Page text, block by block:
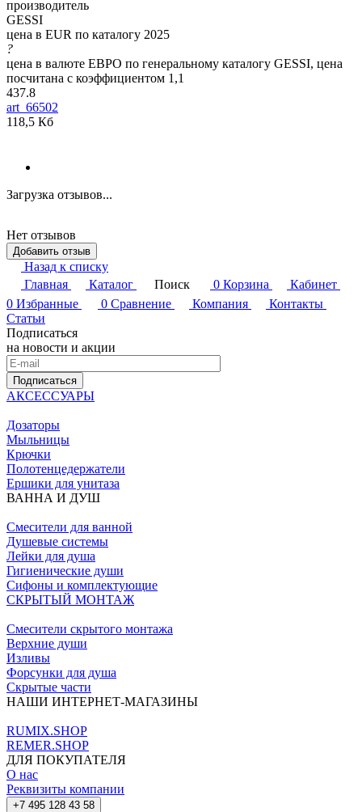
производитель
GESSI
цена в EUR по каталогу 2025
?
цена в валюте ЕВРО по генеральному каталогу GESSI, цена
посчитана с коэффициентом 1,1
437.8
art_66502
118,5 Кб
Загрузка отзывов...
Нет отзывов
Добавить отзыв
Назад к списку
Главная
Каталог Поиск 0 Корзина
Кабинет
0 Избранные 0 Сравнение Компания
Контакты
Статьи
Подписаться
на новости и акции
Подписаться
АКСЕССУАРЫ
Дозаторы
Мыльницы
Крючки
Полотенцедержатели
Ершики для унитаза
ВАННА И ДУШ
Смесители для ванной
Душевые системы
Лейки для душа
Гигиенические души
Сифоны и комплектующие
СКРЫТЫЙ МОНТАЖ
Смесители скрытого монтажа
Верхние души
Изливы
Форсунки для душа
Скрытые части
НАШИ ИНТЕРНЕТ-МАГАЗИНЫ
RUMIX.SHOP
REMER.SHOP
ДЛЯ ПОКУПАТЕЛЯ
О нас
Реквизиты компании
+7 495 128 43 58